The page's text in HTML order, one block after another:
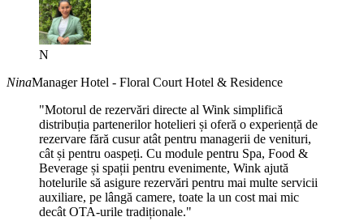
N
NinaManager Hotel - Floral Court Hotel & Residence
"Motorul de rezervări directe al Wink simplifică
distribuția partenerilor hotelieri și oferă o experiență de
rezervare fără cusur atât pentru managerii de venituri,
cât și pentru oaspeți. Cu module pentru Spa, Food &
Beverage și spații pentru evenimente, Wink ajută
hotelurile să asigure rezervări pentru mai multe servicii
auxiliare, pe lângă camere, toate la un cost mai mic
decât OTA-urile tradiționale."